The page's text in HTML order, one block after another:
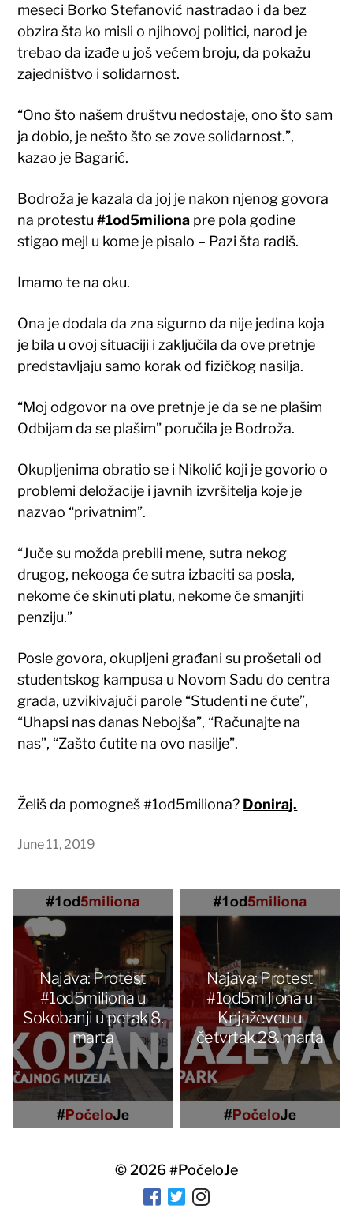
meseci Borko Stefanović nastradao i da bez
obzira šta ko misli o njihovoj politici, narod je
trebao da izađe u još većem broju, da pokažu
zajedništvo i solidarnost.
“Ono što našem društvu nedostaje, ono što sam
ja dobio, je nešto što se zove solidarnost.”,
kazao je Bagarić.
Bodroža je kazala da joj je nakon njenog govora
na protestu#1od5miliona pre pola godine
stigao mejl u kome je pisalo – Pazi šta radiš.
Imamo te na oku.
Ona je dodala da zna sigurno da nije jedina koja
je bila u ovoj situaciji i zaključila da ove pretnje
predstavljaju samo korak od fizičkog nasilja.
“Moj odgovor na ove pretnje je da se ne plašim
Odbijam da se plašim” poručila je Bodroža.
Okupljenima obratio se i Nikolić koji je govorio o
problemi deložacije i javnih izvršitelja koje je
nazvao “privatnim”.
“Juče su možda prebili mene, sutra nekog
drugog, nekooga će sutra izbaciti sa posla,
nekome će skinuti platu, nekome će smanjiti
penziju.”
Posle govora, okupljeni građani su prošetali od
studentskog kampusa u Novom Sadu do centra
grada, uzvikivajući parole “Studenti ne ćute”,
“Uhapsi nas danas Nebojša”, “Računajte na
nas”, “Zašto ćutite na ovo nasilje”.
Želiš da pomogneš #1od5miliona? Doniraj.
June 11, 2019
Najava: Protest
#1od5miliona u
Sokobanji u petak 8.
marta
Najava: Protest
#1od5miliona u
Knjaževcu u
četvrtak 28. marta
© 2026#PočeloJe